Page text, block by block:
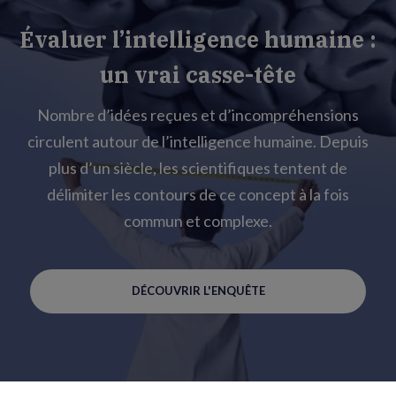
Évaluer l’intelligence humaine :
un vrai casse-tête
Nombre d’idées reçues et d’incompréhensions
circulent autour de l’intelligence humaine. Depuis
plus d’un siècle, les scientifiques tentent de
délimiter les contours de ce concept à la fois
commun et complexe.
DÉCOUVRIR L'ENQUÊTE